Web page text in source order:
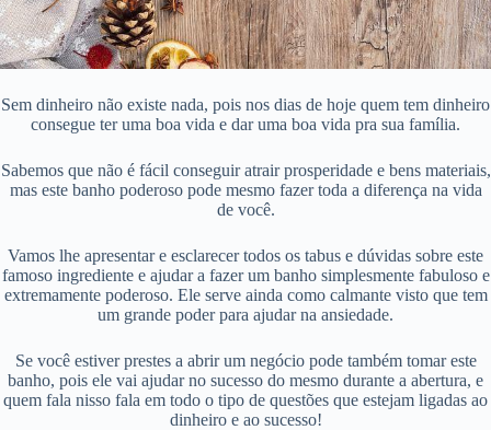
Sem dinheiro não existe nada, pois nos dias de hoje quem tem dinheiro
consegue ter uma boa vida e dar uma boa vida pra sua família.
Sabemos que não é fácil conseguir atrair prosperidade e bens materiais,
mas este banho poderoso pode mesmo fazer toda a diferença na vida
de você.
Vamos lhe apresentar e esclarecer todos os tabus e dúvidas sobre este
famoso ingrediente e ajudar a fazer um banho simplesmente fabuloso e
extremamente poderoso. Ele serve ainda como calmante visto que tem
um grande poder para ajudar na ansiedade.
Se você estiver prestes a abrir um negócio pode também tomar este
banho, pois ele vai ajudar no sucesso do mesmo durante a abertura, e
quem fala nisso fala em todo o tipo de questões que estejam ligadas ao
dinheiro e ao sucesso!